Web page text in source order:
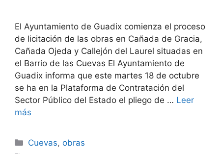
El Ayuntamiento de Guadix comienza el proceso
de licitación de las obras en Cañada de Gracia,
Cañada Ojeda y Callejón del Laurel situadas en
el Barrio de las Cuevas El Ayuntamiento de
Guadix informa que este martes 18 de octubre
se ha en la Plataforma de Contratación del
Sector Público del Estado el pliego de … Leer
más
Categorías
Cuevas, obras